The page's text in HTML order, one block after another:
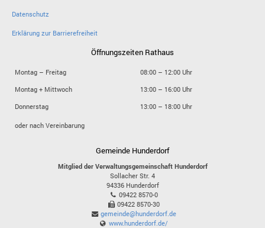
Datenschutz
Erklärung zur Barrierefreiheit
Öffnungszeiten Rathaus
Montag – Freitag
08:00 – 12:00 Uhr
Montag + Mittwoch
13:00 – 16:00 Uhr
Donnerstag
13:00 – 18:00 Uhr
oder nach Vereinbarung
Gemeinde Hunderdorf
Mitglied der Verwaltungsgemeinschaft Hunderdorf
Sollacher Str. 4
94336 Hunderdorf
09422 8570-0
09422 8570-30
gemeinde@hunderdorf.de
www.hunderdorf.de/